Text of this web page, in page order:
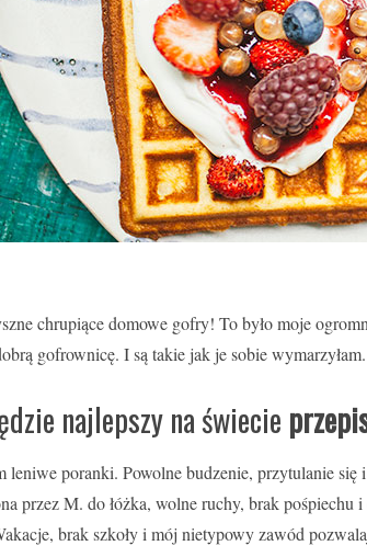
chrupiące domowe gofry! To było moje
gofrownicę. I są takie jak je sobie wymarzyłam.
najlepszy na świecie
leniwe poranki. Powolne budzenie, przytulanie się
przez M. do łóżka, wolne ruchy, brak
brak szkoły i mój nietypowy zawód